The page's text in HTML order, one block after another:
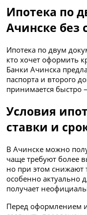
Ипотека по
Ачинске без
Ипотека по двум
кто хочет оформить
Банки Ачинска
паспорта и второго
принимается быстро
Условия
ставки и
В Ачинске можно
чаще требуют более
но при этом снижают
особенно актуально
получает
Перед оформлением